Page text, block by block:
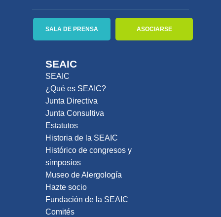
SEAIC
SEAIC
¿Qué es SEAIC?
Junta Directiva
Junta Consultiva
Estatutos
Historia de la SEAIC
Histórico de congresos y
simposios
Museo de Alergología
Hazte socio
Fundación de la SEAIC
Comités
SALA DE PRENSA ASOCIARSE